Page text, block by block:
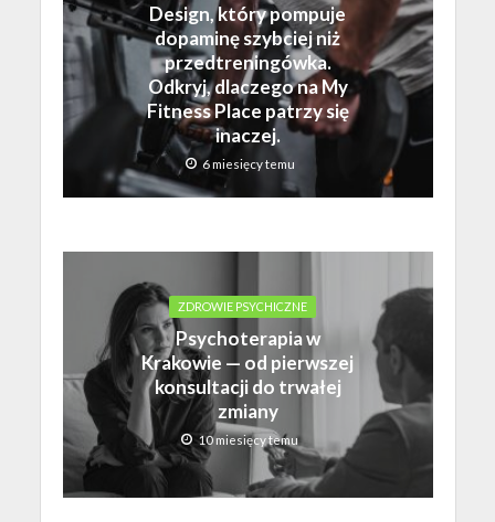
Design, który pompuje
dopaminę szybciej niż
przedtreningówka.
Odkryj, dlaczego na My
Fitness Place patrzy się
inaczej.
6 miesięcy temu
ZDROWIE PSYCHICZNE
Psychoterapia w
Krakowie — od pierwszej
konsultacji do trwałej
zmiany
10 miesięcy temu